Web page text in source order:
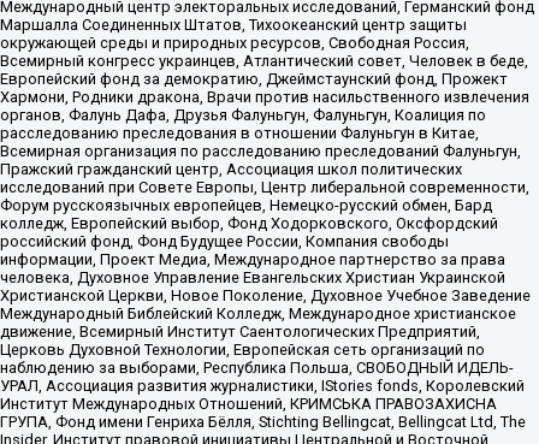
Международный центр электоральных исследований, Германский фонд
Маршалла Соединенных Штатов, Тихоокеанский центр защиты
окружающей среды и природных ресурсов, Свободная Россия,
Всемирный конгресс украинцев, Атлантический совет, Человек в беде,
Европейский фонд за демократию, Джеймстаунский фонд, Прожект
Хармони, Родники дракона, Врачи против насильственного извлечения
органов, Фалунь Дафа, Друзья Фалуньгун, Фалуньгун, Коалиция по
расследованию преследования в отношении Фалуньгун в Китае,
Всемирная организация по расследованию преследований Фалуньгун,
Пражский гражданский центр, Ассоциация школ политических
исследований при Совете Европы, Центр либеральной современности,
Форум русскоязычных европейцев, Немецко-русский обмен, Бард
колледж, Европейский выбор, Фонд Ходорковского, Оксфордский
российский фонд, Фонд Будущее России, Компания свободы
информации, Проект Медиа, Международное партнерство за права
человека, Духовное Управление Евангельских Христиан Украинской
Христианской Церкви, Новое Поколение, Духовное Учебное Заведение
Международный Библейский Колледж, Международное христианское
движение, Всемирный Институт Саентологических Предприятий,
Церковь Духовной Технологии, Европейская сеть организаций по
наблюдению за выборами, Республика Польша, СВОБОДНЫЙ ИДЕЛЬ-
УРАЛ, Ассоциация развития журналистики, IStories fonds, Королевский
Институт Международных Отношений, КРИМСЬКА ПРАВОЗАХИСНА
ГРУПА, Фонд имени Генриха Бёлля, Stichting Bellingcat, Bellingcat Ltd, The
Insider, Институт правовой инициативы Центральной и Восточной